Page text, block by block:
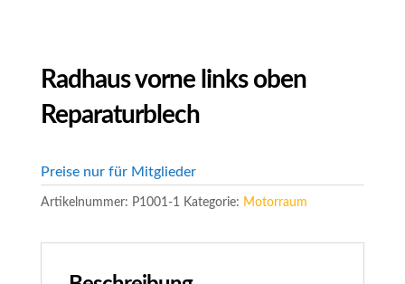
Radhaus vorne links oben
Reparaturblech
Preise nur für Mitglieder
Artikelnummer: P1001-1 Kategorie: Motorraum